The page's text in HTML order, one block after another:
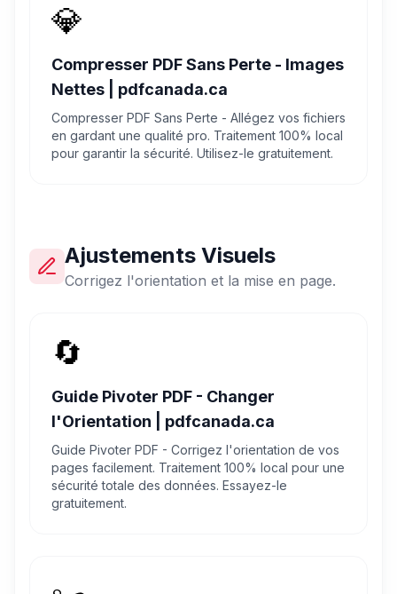
💎
Compresser PDF Sans Perte - Images
Nettes | pdfcanada.ca
Compresser PDF Sans Perte - Allégez vos fichiers
en gardant une qualité pro. Traitement 100% local
pour garantir la sécurité. Utilisez-le gratuitement.
Ajustements Visuels
Corrigez l'orientation et la mise en page.
🔄
Guide Pivoter PDF - Changer
l'Orientation | pdfcanada.ca
Guide Pivoter PDF - Corrigez l'orientation de vos
pages facilement. Traitement 100% local pour une
sécurité totale des données. Essayez-le
gratuitement.